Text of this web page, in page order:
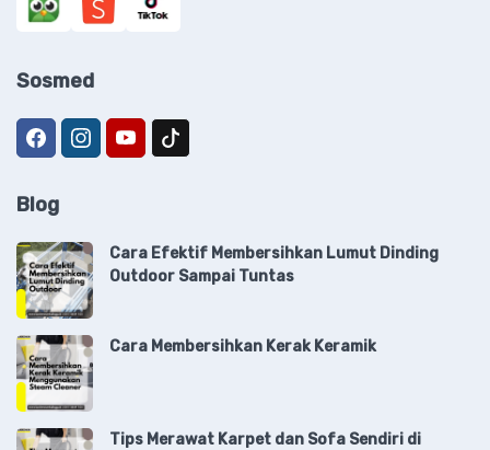
Sosmed
Blog
Cara Efektif Membersihkan Lumut Dinding
Outdoor Sampai Tuntas
Cara Membersihkan Kerak Keramik
Tips Merawat Karpet dan Sofa Sendiri di